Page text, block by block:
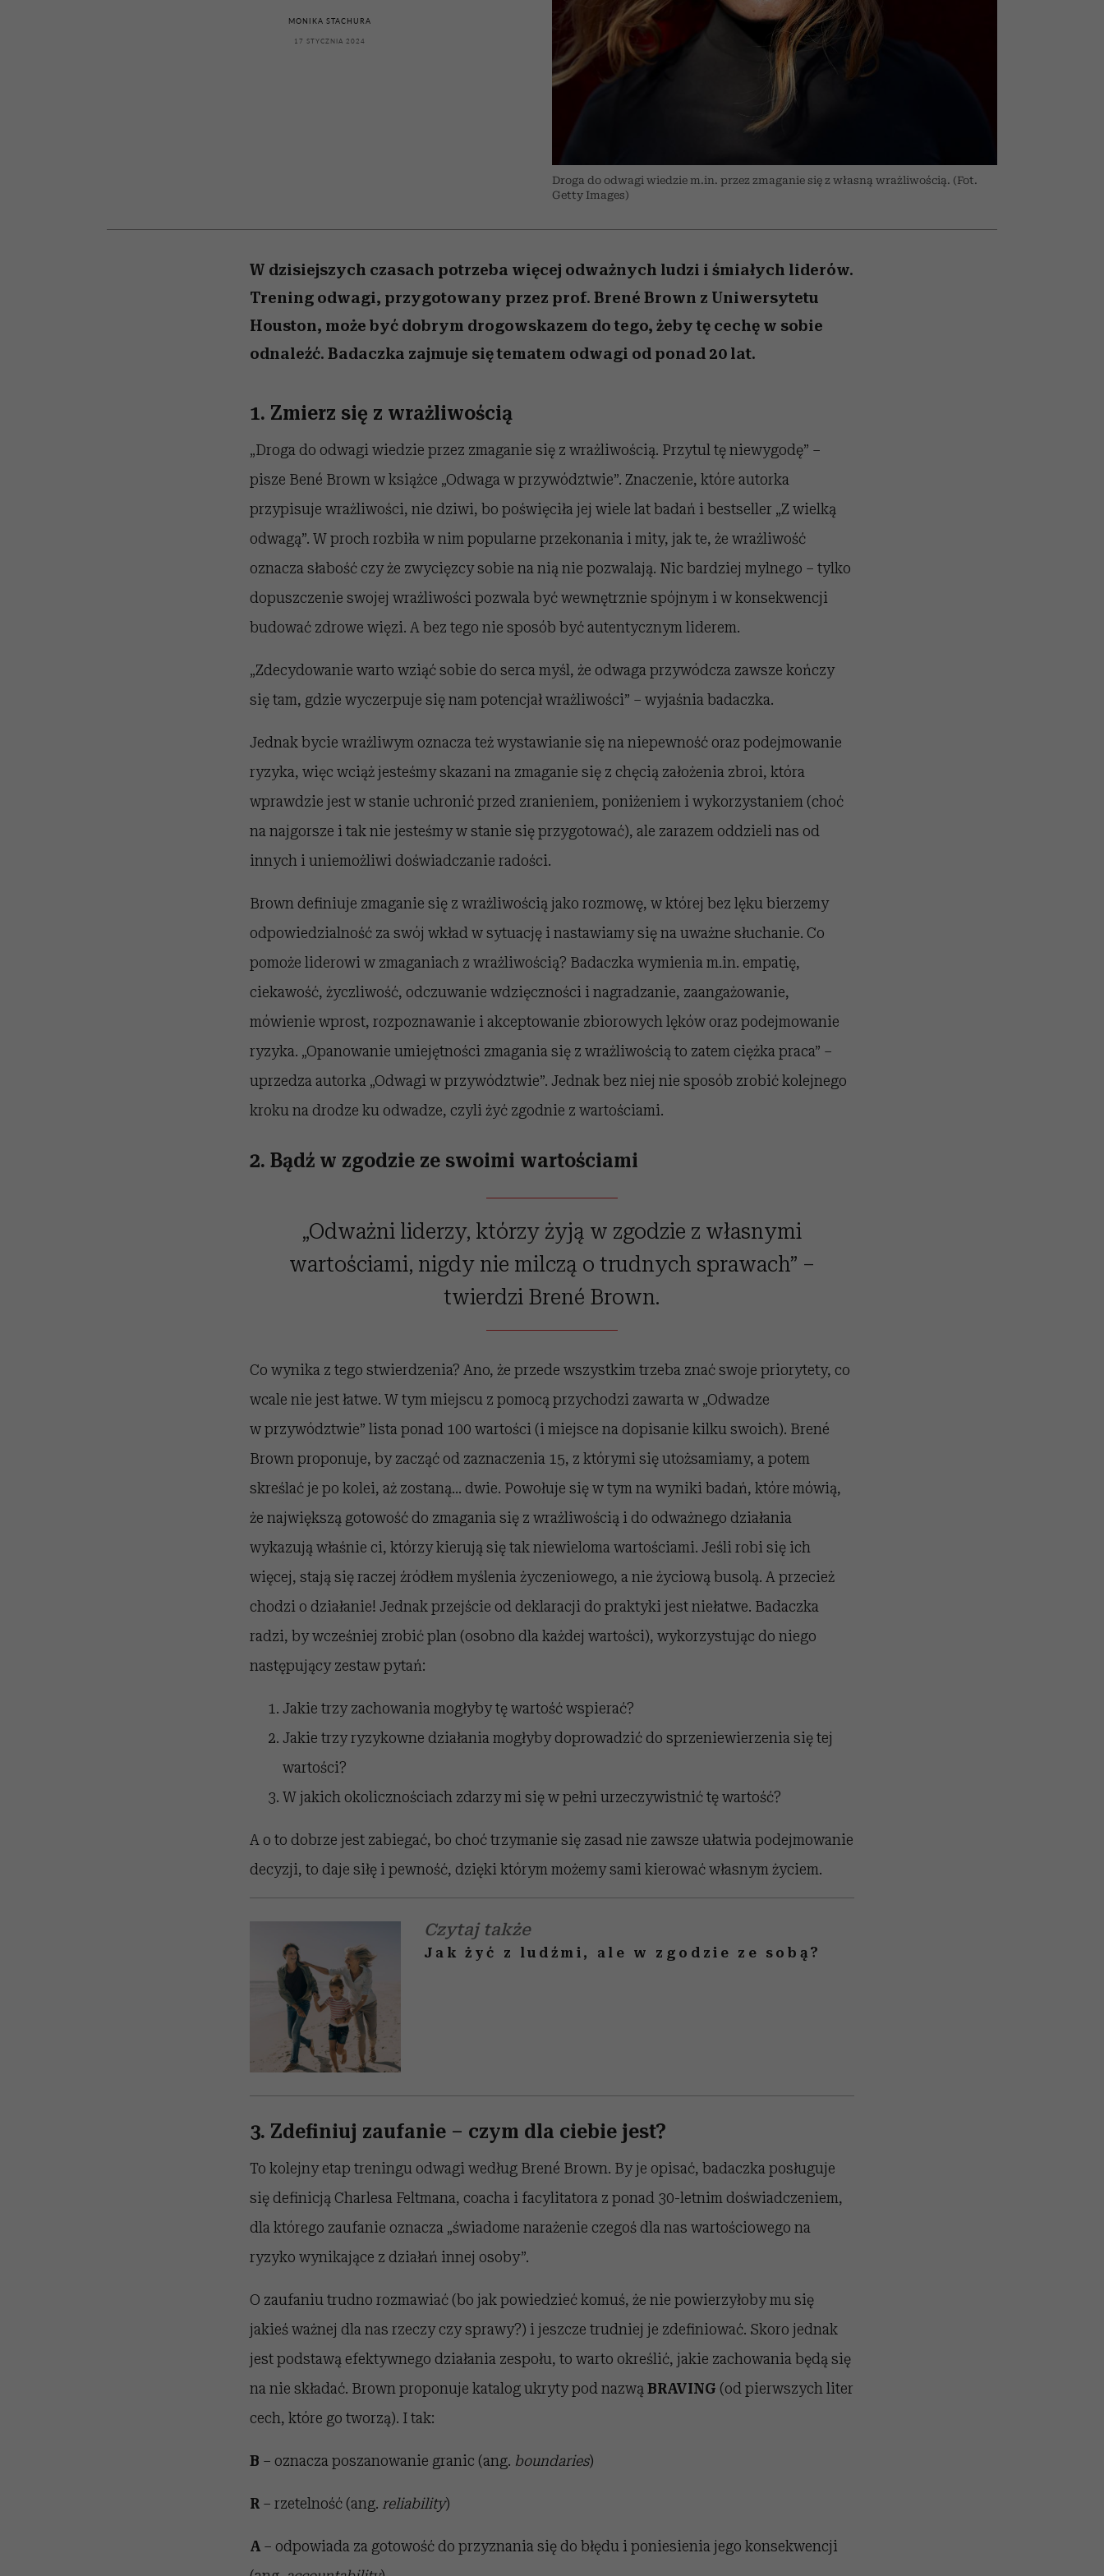
najbardziej pożądane
odc. 7]
MONIKA STACHURA
17 STYCZNIA 2024
Droga do odwagi wiedzie m.in. przez zmaganie się z własną wrażliwością. (Fot.
Getty Images)
W dzisiejszych czasach potrzeba więcej odważnych ludzi i śmiałych liderów.
Trening odwagi, przygotowany przez prof. Brené Brown z Uniwersytetu
Houston, może być dobrym drogowskazem do tego, żeby tę cechę w sobie
odnaleźć. Badaczka zajmuje się tematem odwagi od ponad 20 lat.
1. Zmierz się z wrażliwością
„Droga do odwagi wiedzie przez zmaganie się z wrażliwością. Przytul tę niewygodę” –
pisze Bené Brown w książce „Odwaga w przywództwie”. Znaczenie, które autorka
przypisuje wrażliwości, nie dziwi, bo poświęciła jej wiele lat badań i bestseller „Z wielką
odwagą”. W proch rozbiła w nim popularne przekonania i mity, jak te, że wrażliwość
oznacza słabość czy że zwycięzcy sobie na nią nie pozwalają. Nic bardziej mylnego – tylko
dopuszczenie swojej wrażliwości pozwala być wewnętrznie spójnym i w konsekwencji
budować zdrowe więzi. A bez tego nie sposób być autentycznym liderem.
„Zdecydowanie warto wziąć sobie do serca myśl, że odwaga przywódcza zawsze kończy
się tam, gdzie wyczerpuje się nam potencjał wrażliwości” – wyjaśnia badaczka.
Jednak bycie wrażliwym oznacza też wystawianie się na niepewność oraz podejmowanie
ryzyka, więc wciąż jesteśmy skazani na zmaganie się z chęcią założenia zbroi, która
wprawdzie jest w stanie uchronić przed zranieniem, poniżeniem i wykorzystaniem (choć
na najgorsze i tak nie jesteśmy w stanie się przygotować), ale zarazem oddzieli nas od
innych i uniemożliwi doświadczanie radości.
Brown definiuje zmaganie się z wrażliwością jako rozmowę, w której bez lęku bierzemy
odpowiedzialność za swój wkład w sytuację i nastawiamy się na uważne słuchanie. Co
pomoże liderowi w zmaganiach z wrażliwością? Badaczka wymienia m.in. empatię,
ciekawość, życzliwość, odczuwanie wdzięczności i nagradzanie, zaangażowanie,
mówienie wprost, rozpoznawanie i akceptowanie zbiorowych lęków oraz podejmowanie
ryzyka. „Opanowanie umiejętności zmagania się z wrażliwością to zatem ciężka praca” –
uprzedza autorka „Odwagi w przywództwie”. Jednak bez niej nie sposób zrobić kolejnego
kroku na drodze ku odwadze, czyli żyć zgodnie z wartościami.
2. Bądź w zgodzie ze swoimi wartościami
„Odważni liderzy, którzy żyją w zgodzie z własnymi
wartościami, nigdy nie milczą o trudnych sprawach” –
twierdzi Brené Brown.
Co wynika z tego stwierdzenia? Ano, że przede wszystkim trzeba znać swoje priorytety, co
wcale nie jest łatwe. W tym miejscu z pomocą przychodzi zawarta w „Odwadze
w przywództwie” lista ponad 100 wartości (i miejsce na dopisanie kilku swoich). Brené
Brown proponuje, by zacząć od zaznaczenia 15, z którymi się utożsamiamy, a potem
skreślać je po kolei, aż zostaną… dwie. Powołuje się w tym na wyniki badań, które mówią,
że największą gotowość do zmagania się z wrażliwością i do odważnego działania
wykazują właśnie ci, którzy kierują się tak niewieloma wartościami. Jeśli robi się ich
więcej, stają się raczej źródłem myślenia życzeniowego, a nie życiową busolą. A przecież
chodzi o działanie! Jednak przejście od deklaracji do praktyki jest niełatwe. Badaczka
radzi, by wcześniej zrobić plan (osobno dla każdej wartości), wykorzystując do niego
następujący zestaw pytań:
Jakie trzy zachowania mogłyby tę wartość wspierać?
Jakie trzy ryzykowne działania mogłyby doprowadzić do sprzeniewierzenia się tej
wartości?
W jakich okolicznościach zdarzy mi się w pełni urzeczywistnić tę wartość?
A o to dobrze jest zabiegać, bo choć trzymanie się zasad nie zawsze ułatwia podejmowanie
decyzji, to daje siłę i pewność, dzięki którym możemy sami kierować własnym życiem.
Czytaj także
Jak żyć z ludźmi, ale w zgodzie ze sobą?
3. Zdefiniuj zaufanie – czym dla ciebie jest?
To kolejny etap treningu odwagi według Brené Brown. By je opisać, badaczka posługuje
się definicją Charlesa Feltmana, coacha i facylitatora z ponad 30-letnim doświadczeniem,
dla którego zaufanie oznacza „świadome narażenie czegoś dla nas wartościowego na
ryzyko wynikające z działań innej osoby”.
O zaufaniu trudno rozmawiać (bo jak powiedzieć komuś, że nie powierzyłoby mu się
jakieś ważnej dla nas rzeczy czy sprawy?) i jeszcze trudniej je zdefiniować. Skoro jednak
jest podstawą efektywnego działania zespołu, to warto określić, jakie zachowania będą się
na nie składać. Brown proponuje katalog ukryty pod nazwą BRAVING (od pierwszych liter
cech, które go tworzą). I tak:
B – oznacza poszanowanie granic (ang. boundaries)
R– rzetelność (ang. reliability)
A– odpowiada za gotowość do przyznania się do błędu i poniesienia jego konsekwencji